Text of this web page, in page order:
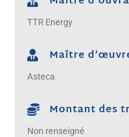
TTR Energy
Maître
Asteca
Montant des
Non renseigné